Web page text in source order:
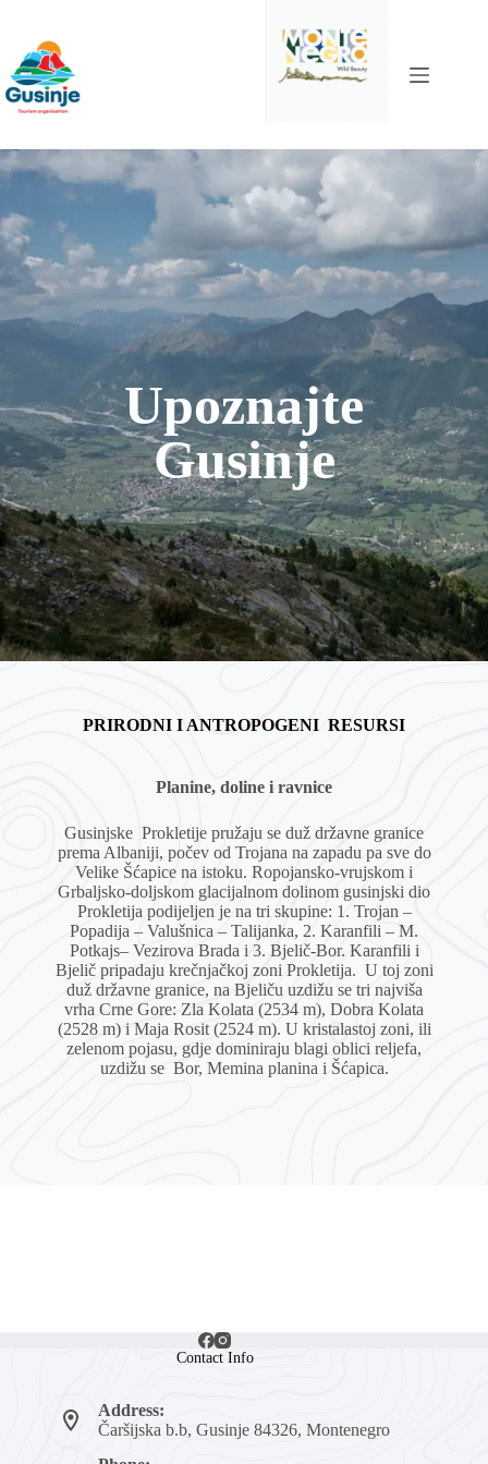
content
Upoznajte
Gusinje
PRIRODNI I ANTROPOGENI RESURSI
Planine, doline i ravnice
Gusinjske Prokletije pružaju se duž državne granice
prema Albaniji, počev od Trojana na zapadu pa sve do
Velike Šćapice na istoku. Ropojansko-vrujskom i
Grbaljsko-doljskom glacijalnom dolinom gusinjski dio
Prokletija podijeljen je na tri skupine: 1. Trojan –
Popadija – Valušnica – Talijanka, 2. Karanfili – M.
Potkajs– Vezirova Brada i 3. Bjelič-Bor. Karanfili i
Bjelič pripadaju krečnjačkoj zoni Prokletija. U toj zoni
duž državne granice, na Bjeliču uzdižu se tri najviša
vrha Crne Gore: Zla Kolata (2534 m), Dobra Kolata
(2528 m) i Maja Rosit (2524 m). U kristalastoj zoni, ili
zelenom pojasu, gdje dominiraju blagi oblici reljefa,
uzdižu se Bor, Memina planina i Šćapica.
Contact Info
Address:
Čaršijska b.b, Gusinje 84326, Montenegro